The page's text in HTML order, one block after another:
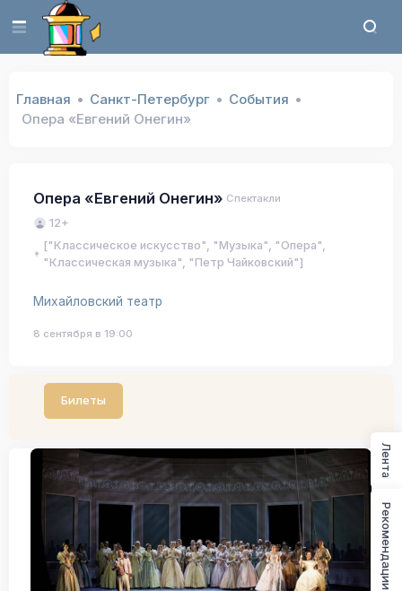
Главная Санкт-Петербург
События
Опера «Евгений Онегин»
Опера «Евгений Онегин» Спектакли
12+
["Классическое искусство", "Музыка", "Опера",
"Классическая музыка", "Петр Чайковский"]
Михайловский театр
8 сентября в 19:00
Билеты
Лента
Рекомендации